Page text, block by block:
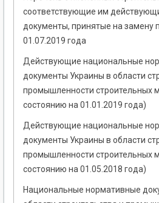
соответствующие им
документы, принятые на замену
01.07.2019 года
Действующие национальные
документы Украины в области
промышленности строительных
состоянию на 01.01.2019 года)
Действующие национальные
документы Украины в области
промышленности строительных
состоянию на 01.05.2018 года)
Национальные нормативные